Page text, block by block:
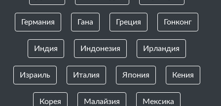
Германия Гана Греция Гонконг
Индия Индонезия Ирландия
Израиль Италия Япония Кения
Корея Малайзия Мексика